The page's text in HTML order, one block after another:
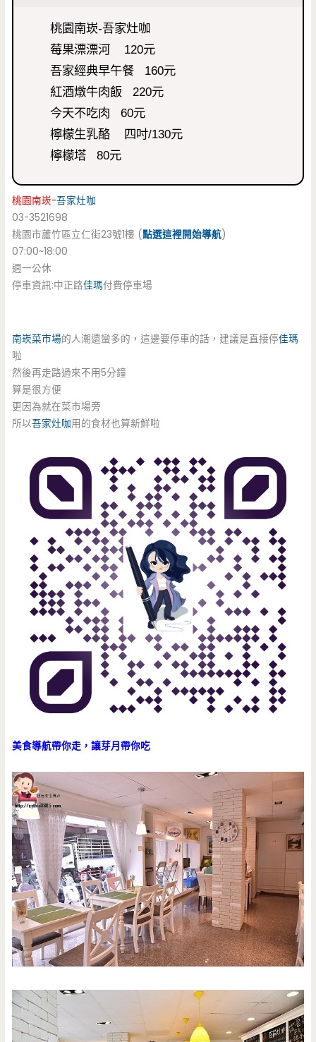
桃園南崁-吾家灶咖
莓果漂漂河 120元
吾家經典早午餐 160元
紅酒燉牛肉飯 220元
今天不吃肉 60元
檸檬生乳酪 四吋/130元
檸檬塔 80元
桃園南崁-吾家灶咖
03-3521698
桃園市蘆竹區立仁街23號1樓 (點選這裡開始導航)
07:00~18:00
週一公休
停車資訊:中正路佳瑪付費停車場
南崁菜市場的人潮還蠻多的，這邊要停車的話，建議是直接停佳瑪
啦
然後再走路過來不用5分鐘
算是很方便
更因為就在菜市場旁
所以吾家灶咖用的食材也算新鮮啦
美食導航帶你走，讓芽月帶你吃